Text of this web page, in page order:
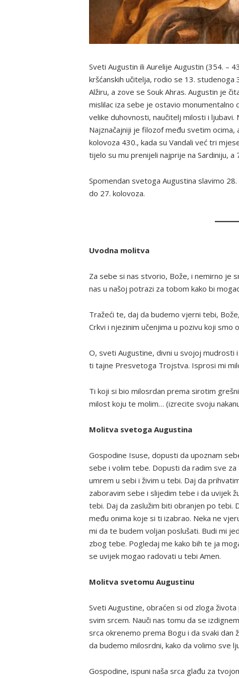
Sveti Augustin ili Aurelije Augustin (354. –
kršćanskih učitelja, rodio se 13.
Alžiru, a zove se Souk Ahras. Augustin je
mislilac iza sebe je ostavio
velike duhovnosti, naučitelj milosti i
Najznačajniji je filozof među svetim
kolovoza 430., kada su Vandali već tri
tijelo su mu prenijeli najprije na Sardiniju,
Spomendan svetoga Augustina slavimo
do 27. kolovoza.
Uvodna molitva
Za sebe si nas stvorio, Bože, i nemirno je
nas u našoj potrazi za tobom kako bi
Tražeći te, daj da budemo vjerni tebi,
Crkvi i njezinim učenjima u pozivu koji smo
O, sveti Augustine, divni u svojoj mudrosti
ti tajne Presvetoga Trojstva. Isprosi mi
Ti koji si bio milosrdan prema sirotim
milost koju te molim… (izrecite svoju
Molitva svetoga Augustina
Gospodine Isuse, dopusti da upoznam
sebe i volim tebe. Dopusti da radim sve
umrem u sebi i živim u tebi. Daj da
zaboravim sebe i slijedim tebe i da uvijek
tebi. Daj da zaslužim biti obranjen po tebi.
među onima koje si ti izabrao. Neka ne
mi da te budem voljan poslušati. Budi mi
zbog tebe. Pogledaj me kako bih te ja
se uvijek mogao radovati u tebi Amen.
Molitva svetomu Augustinu
Sveti Augustine, obraćen si od zloga
svim srcem. Nauči nas tomu da se
srca okrenemo prema Bogu i da svaki dan
da budemo milosrdni, kako da volimo sve
Gospodine, ispuni naša srca glađu za